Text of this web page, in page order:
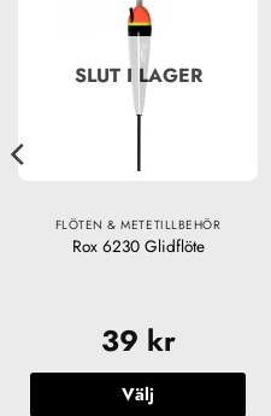
SLUT I LAGER
FLÖTEN & METETILLBEHÖR
Rox 6230 Glidflöte
39 kr
Välj